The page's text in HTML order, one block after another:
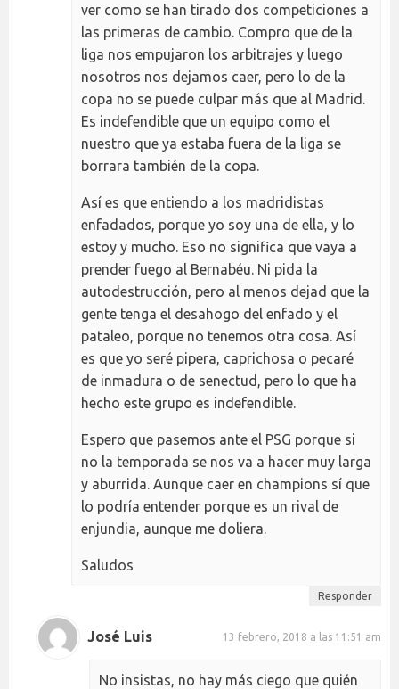
ver como se han tirado dos competiciones a
las primeras de cambio. Compro que de la
liga nos empujaron los arbitrajes y luego
nosotros nos dejamos caer, pero lo de la
copa no se puede culpar más que al Madrid.
Es indefendible que un equipo como el
nuestro que ya estaba fuera de la liga se
borrara también de la copa.
Así es que entiendo a los madridistas
enfadados, porque yo soy una de ella, y lo
estoy y mucho. Eso no significa que vaya a
prender fuego al Bernabéu. Ni pida la
autodestrucción, pero al menos dejad que la
gente tenga el desahogo del enfado y el
pataleo, porque no tenemos otra cosa. Así
es que yo seré pipera, caprichosa o pecaré
de inmadura o de senectud, pero lo que ha
hecho este grupo es indefendible.
Espero que pasemos ante el PSG porque si
no la temporada se nos va a hacer muy larga
y aburrida. Aunque caer en champions sí que
lo podría entender porque es un rival de
enjundia, aunque me doliera.
Saludos
Responder
José Luis 13 febrero, 2018 a las 11:51 am
No insistas, no hay más ciego que quién